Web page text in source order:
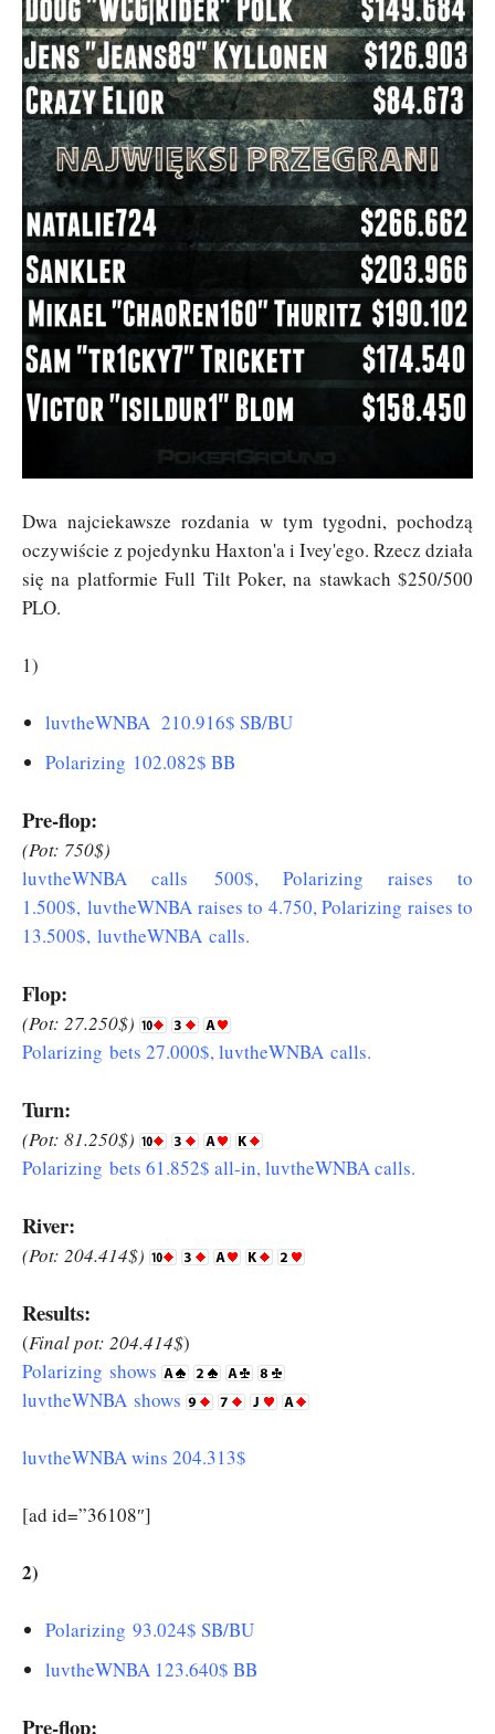
Dwa najciekawsze rozdania w tym tygodni, pochodzą
oczywiście z pojedynku Haxton'a i Ivey'ego. Rzecz działa
się na platformie Full Tilt Poker, na stawkach $250/500
PLO.
1)
luvtheWNBA 210.916$ SB/BU
Polarizing 102.082$ BB
Pre-flop:
(Pot: 750$)
luvtheWNBA calls 500$, Polarizing raises to
1.500$, luvtheWNBA raises to 4.750, Polarizing raises to
13.500$, luvtheWNBA calls.
Flop:
(Pot: 27.250$)
Polarizing bets 27.000$, luvtheWNBA calls.
Turn:
(Pot: 81.250$)
Polarizing bets 61.852$ all-in, luvtheWNBA calls.
River:
(Pot: 204.414$)
Results:
(Final pot: 204.414$)
Polarizing shows
luvtheWNBA shows
luvtheWNBA wins 204.313$
[ad id=”36108″]
2)
Polarizing 93.024$ SB/BU
luvtheWNBA 123.640$ BB
Pre-flop: